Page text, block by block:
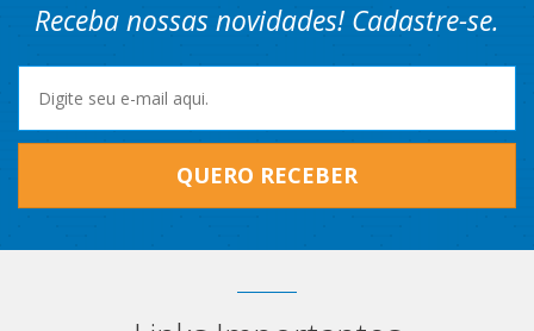
Receba nossas novidades! Cadastre-se.
QUERO RECEBER